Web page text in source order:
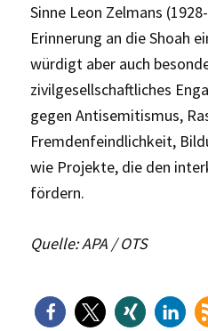
Sinne Leon Zelmans
Erinnerung an die Shoah
würdigt aber auch
zivilgesellschaftliches
gegen Antisemitismus,
Fremdenfeindlichkeit,
wie Projekte, die den
fördern.
Quelle: APA / OTS